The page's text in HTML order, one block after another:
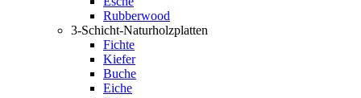
Rubberwood
3-Schicht-Naturholzplatten
Fichte
Kiefer
Buche
Eiche